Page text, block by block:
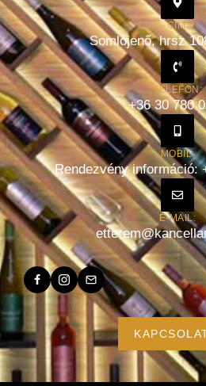
CÍM:
Somlójenő, hrsz
TELEFON:
+36 30 780
MOBIL:
Rendezvény információ:
E-MAIL: